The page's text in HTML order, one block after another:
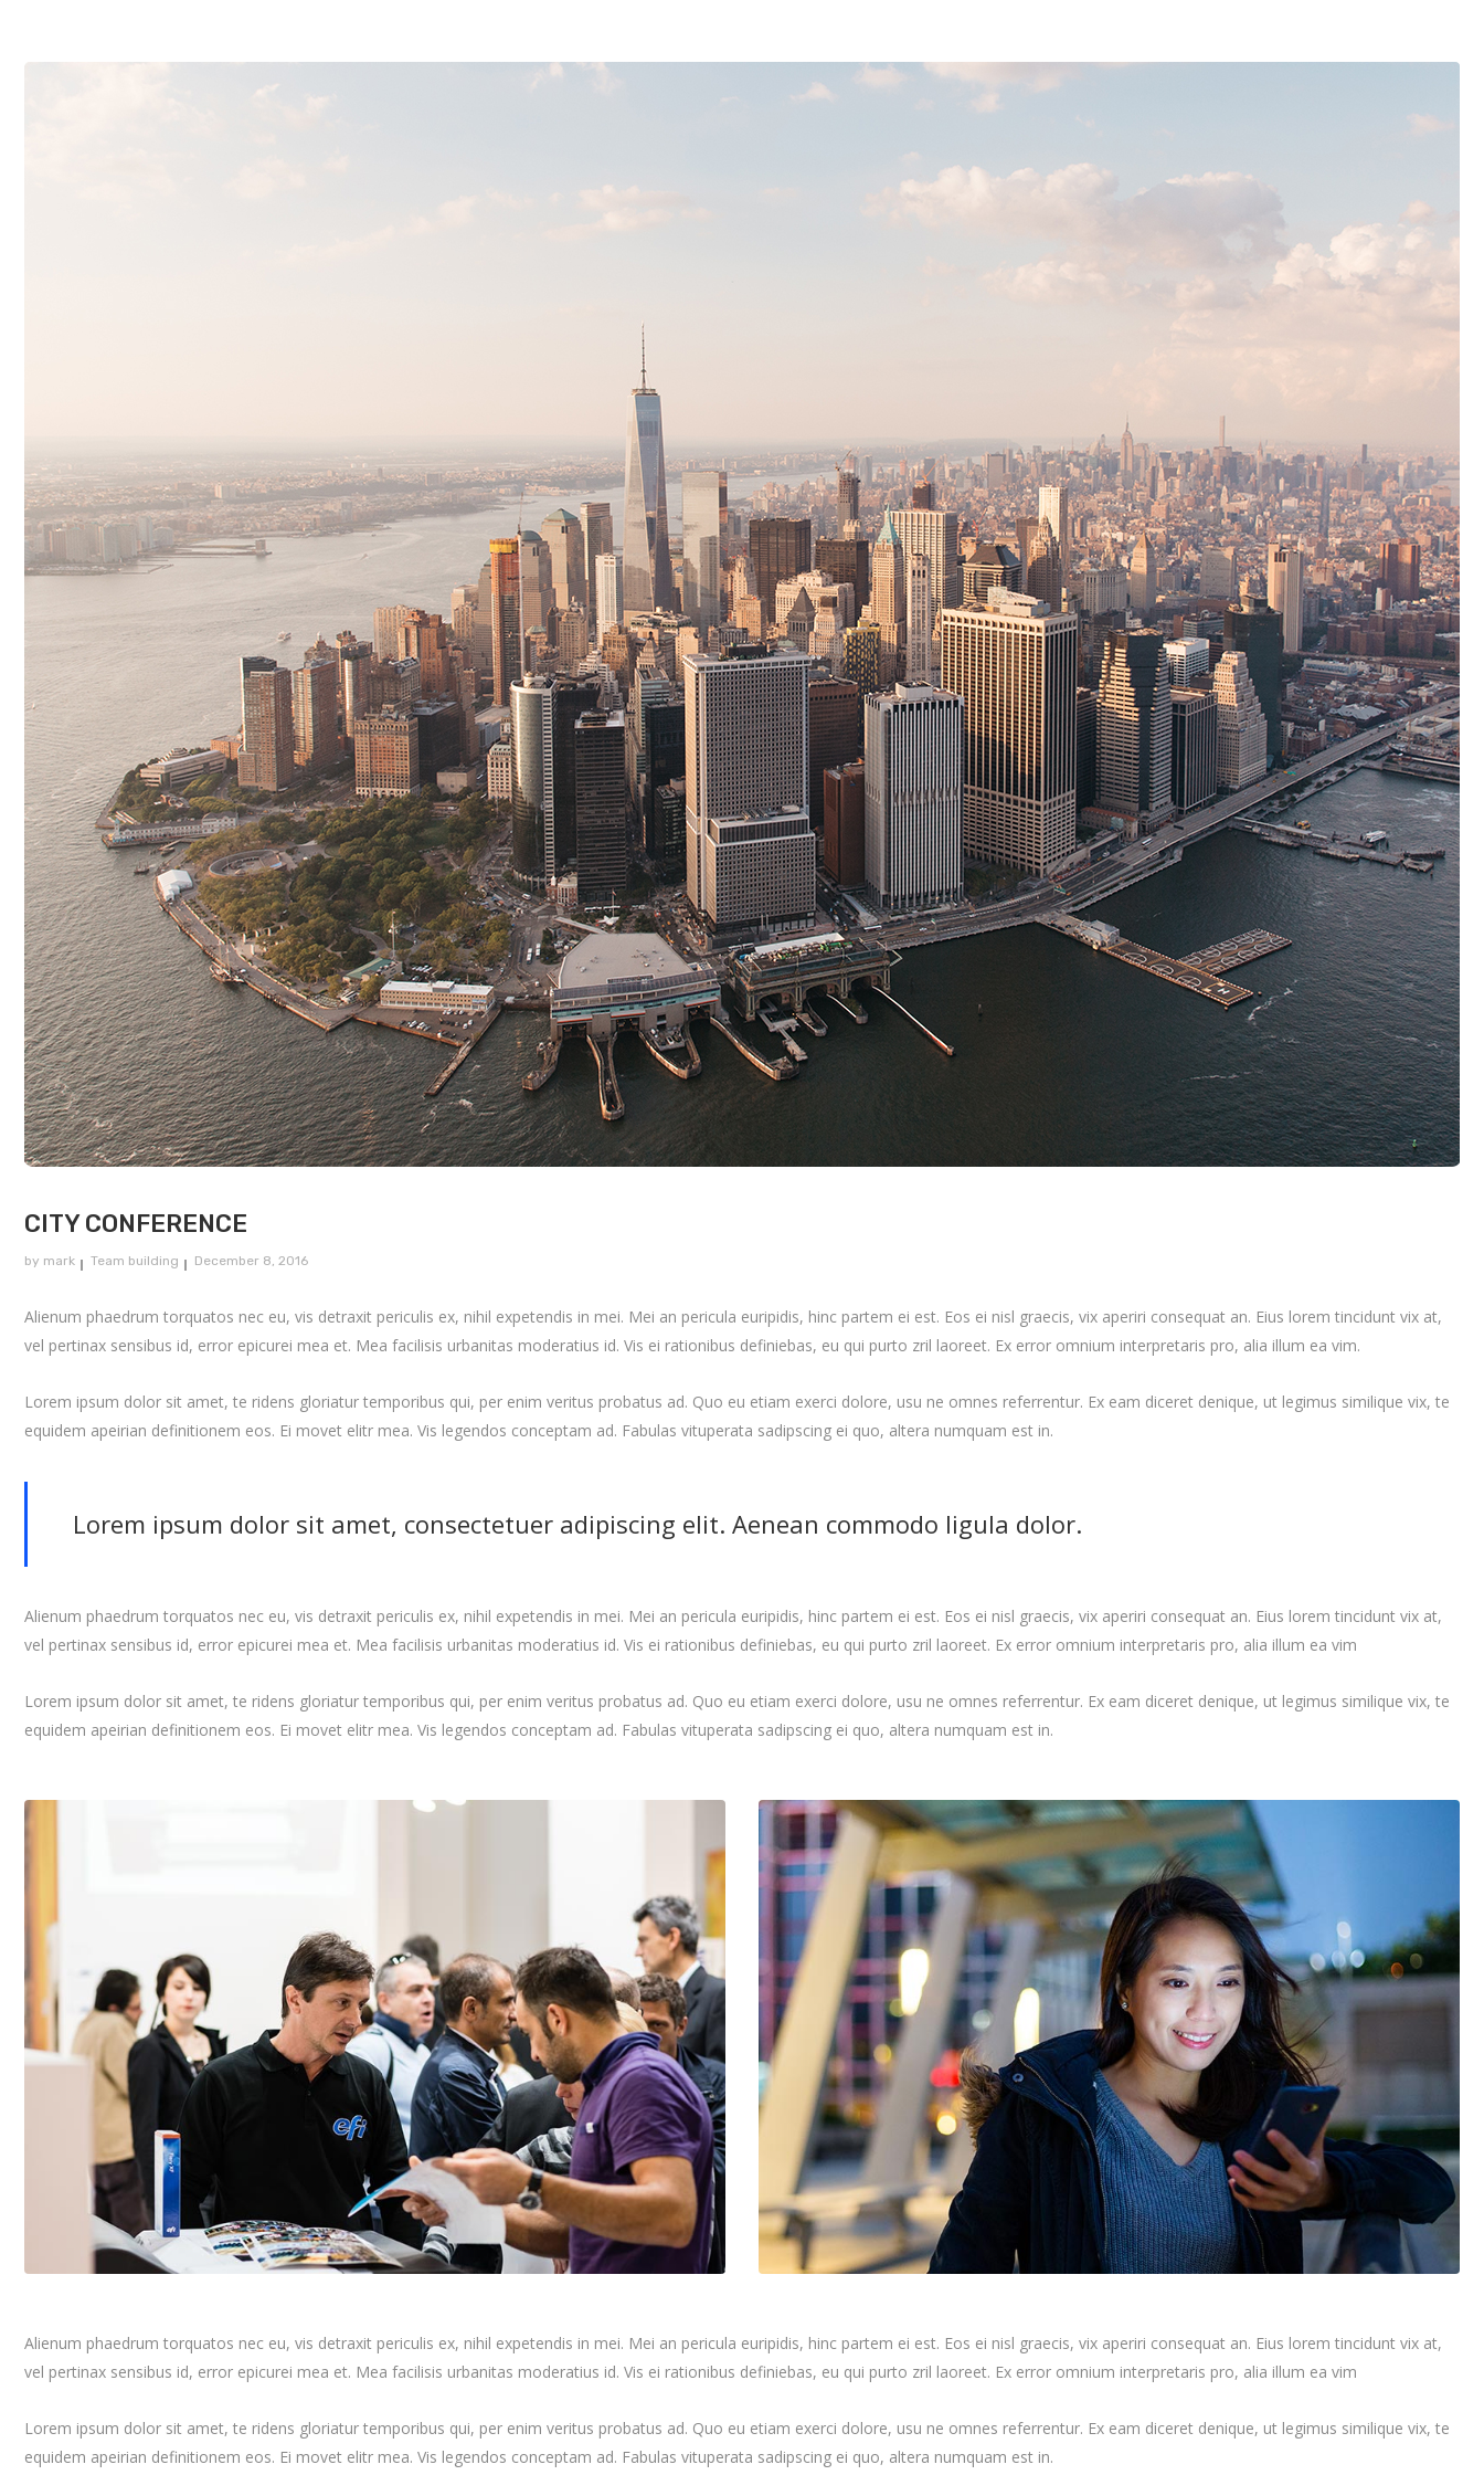
CITY CONFERENCE
by mark Team building December 8, 2016
Alienum phaedrum torquatos nec eu, vis detraxit periculis ex, nihil expetendis in mei. Mei an pericula euripidis, hinc partem ei est. Eos ei nisl graecis, vix aperiri consequat an. Eius lorem tincidunt vix at,
vel pertinax sensibus id, error epicurei mea et. Mea facilisis urbanitas moderatius id. Vis ei rationibus definiebas, eu qui purto zril laoreet. Ex error omnium interpretaris pro, alia illum ea vim.
Lorem ipsum dolor sit amet, te ridens gloriatur temporibus qui, per enim veritus probatus ad. Quo eu etiam exerci dolore, usu ne omnes referrentur. Ex eam diceret denique, ut legimus similique vix, te
equidem apeirian definitionem eos. Ei movet elitr mea. Vis legendos conceptam ad. Fabulas vituperata sadipscing ei quo, altera numquam est in.
Lorem ipsum dolor sit amet, consectetuer adipiscing elit. Aenean commodo ligula dolor.
Alienum phaedrum torquatos nec eu, vis detraxit periculis ex, nihil expetendis in mei. Mei an pericula euripidis, hinc partem ei est. Eos ei nisl graecis, vix aperiri consequat an. Eius lorem tincidunt vix at,
vel pertinax sensibus id, error epicurei mea et. Mea facilisis urbanitas moderatius id. Vis ei rationibus definiebas, eu qui purto zril laoreet. Ex error omnium interpretaris pro, alia illum ea vim
Lorem ipsum dolor sit amet, te ridens gloriatur temporibus qui, per enim veritus probatus ad. Quo eu etiam exerci dolore, usu ne omnes referrentur. Ex eam diceret denique, ut legimus similique vix, te
equidem apeirian definitionem eos. Ei movet elitr mea. Vis legendos conceptam ad. Fabulas vituperata sadipscing ei quo, altera numquam est in.
Alienum phaedrum torquatos nec eu, vis detraxit periculis ex, nihil expetendis in mei. Mei an pericula euripidis, hinc partem ei est. Eos ei nisl graecis, vix aperiri consequat an. Eius lorem tincidunt vix at,
vel pertinax sensibus id, error epicurei mea et. Mea facilisis urbanitas moderatius id. Vis ei rationibus definiebas, eu qui purto zril laoreet. Ex error omnium interpretaris pro, alia illum ea vim
Lorem ipsum dolor sit amet, te ridens gloriatur temporibus qui, per enim veritus probatus ad. Quo eu etiam exerci dolore, usu ne omnes referrentur. Ex eam diceret denique, ut legimus similique vix, te
equidem apeirian definitionem eos. Ei movet elitr mea. Vis legendos conceptam ad. Fabulas vituperata sadipscing ei quo, altera numquam est in.